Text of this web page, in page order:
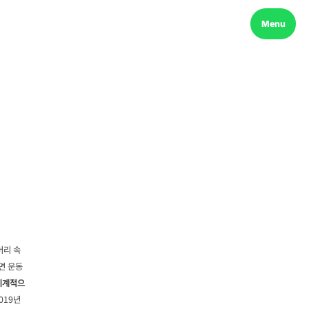
Menu
리 속
운동
적으
년